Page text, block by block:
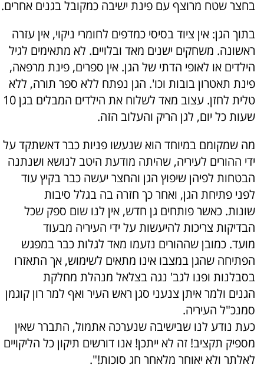
בחצר שטח מרוצף עם פינת ישיבה כמקובל בגנים אחרים.
בתוך הגן: אין ציוד בסיסי כמדפים לחומרי ניקוי, אין עזרה
ראשונה. משחקים ישנים מאד ובלויים. לא מתאימים לגיל
הילדים או לאופי הדתי של הגן. אין ספרים, פינת מרפאה,
פינת תאטרון בובות וכו'. הגן נפתח ללא ספר תורה, ללא
טלית לחזן. עצוב מאד לשלוח את הילדים המבלים בגן 10
שעות כל יום, לגן הריק והעלוב הזה.
מה שמקומם במיוחד הוא שנעשו פניות כבר דאשתקד על
ידי ההורים לעיריה, שהיתה מודעת היטב לנושא ושנתנה
הבטחות לפיהן שיפוץ הגן והחצר יעשה כבר בקיץ עוד
לפני פתיחת הגן, ואחר כך חזרה בה בגלל סיבות
שונות. כאשר פותחים גן חדש, אין לנו שום ספק שכל
הבדיקות צריכות להיעשות על ידי העיריה מבעוד
מועד. כמובן שההורים נזעמו מאד לגלות כבר במפגש
הפתיחה שהגן במצבו אינו מתאים לשימוש, אך התאזרו
בסבלנות ופנו לגב' נגה בצלאל מנהלת מחלקת
הגנים ולמר איתן צנעני סגן ראש העיר ואף למר רון קוגמן
סמנכ"ל העיריה.
כעת נודע לנו שבישיבה שנערכה אתמול, התברר שאין
מספיק תקציב! זה לא ייתכן! אנו דורשים תיקון כל הליקויים
לאלתר ולא יאוחר מלאחר חג סוכות!".